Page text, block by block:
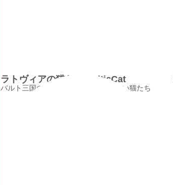
ラトヴィアの猫たち/BalticCat
バルト三国の一つ、ラトヴィアの珍しい猫たち